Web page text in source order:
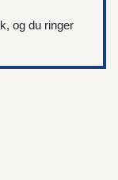
og du ringer